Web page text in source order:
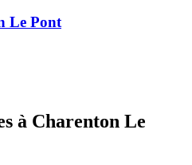
Le Pont
à Charenton Le